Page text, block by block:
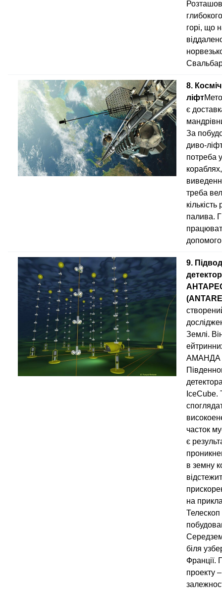
горі, що
8.
ліфт
є
За
диво-
потреба
треба
палива.
9.
Землі.
АМАНДА
IceCube.
часток
є
в земну
на
Телескоп
біля
Франції.
проекту